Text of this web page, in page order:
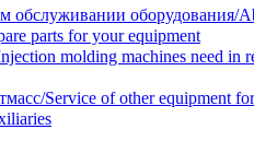
обслуживании оборудования/
parts for your equipment
molding machines need in
Service of other equipment